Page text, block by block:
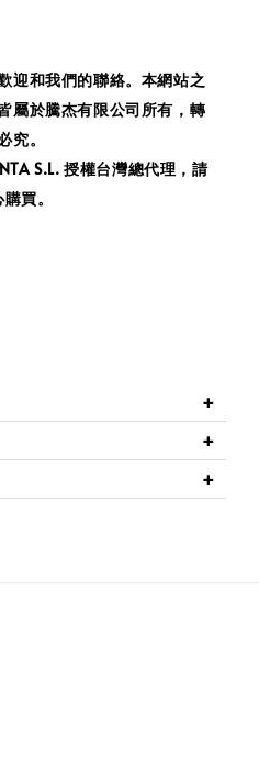
迎和我們的聯絡。 本網站之
屬於騰杰有限公司所有，轉
究。
S.L. 授權台灣總代理，請
買。